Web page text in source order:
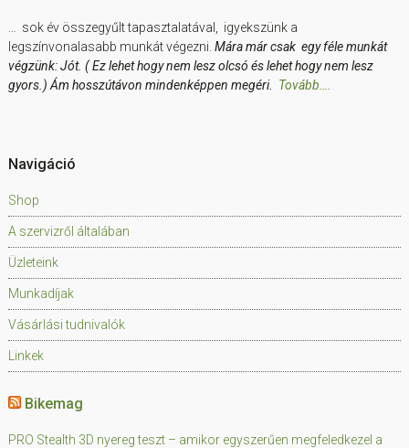
… sok év összegyűlt tapasztalatával, igyekszünk a
legszínvonalasabb munkát végezni. Mára már csak egy féle munkát
végzünk: Jót. ( Ez lehet hogy nem lesz olcsó és lehet hogy nem lesz
gyors.) Ám hosszútávon mindenképpen megéri. Tovább….
Navigáció
Shop
A szervizről általában
Üzleteink
Munkadíjak
Vásárlási tudnivalók
Linkek
Bikemag
PRO Stealth 3D nyereg teszt – amikor egyszerűen megfeledkezel a